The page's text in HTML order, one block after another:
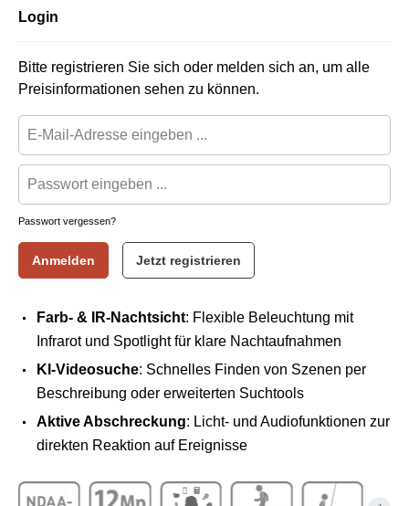
Login
Bitte registrieren Sie sich oder melden sich an, um alle
Preisinformationen sehen zu können.
Passwort vergessen?
Anmelden Jetzt registrieren
Farb- & IR-Nachtsicht: Flexible Beleuchtung mit
Infrarot und Spotlight für klare Nachtaufnahmen
KI-Videosuche: Schnelles Finden von Szenen per
Beschreibung oder erweiterten Suchtools
Aktive Abschreckung: Licht- und Audiofunktionen zur
direkten Reaktion auf Ereignisse